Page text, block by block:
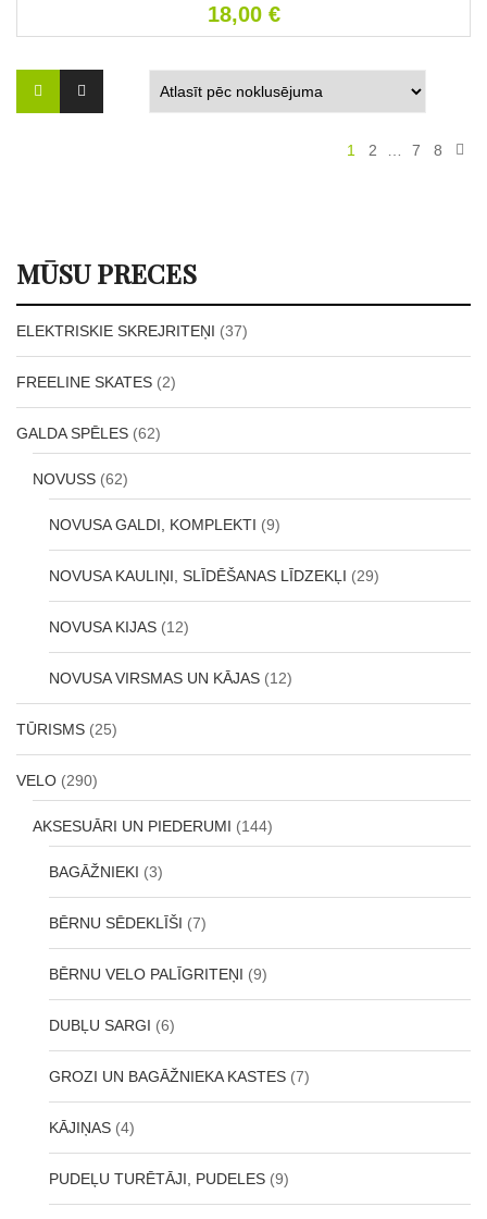
MŪSU PRECES
ELEKTRISKIE SKREJRITEŅI (37)
FREELINE SKATES (2)
GALDA SPĒLES (62)
NOVUSS (62)
NOVUSA GALDI, KOMPLEKTI (9)
NOVUSA KAULIŅI, SLĪDĒŠANAS LĪDZEKĻI (29)
NOVUSA KIJAS (12)
NOVUSA VIRSMAS UN KĀJAS (12)
TŪRISMS (25)
VELO (290)
AKSESUĀRI UN PIEDERUMI (144)
BAGĀŽNIEKI (3)
BĒRNU SĒDEKLĪŠI (7)
BĒRNU VELO PALĪGRITEŅI (9)
DUBĻU SARGI (6)
GROZI UN BAGĀŽNIEKA KASTES (7)
KĀJIŅAS (4)
PUDEĻU TURĒTĀJI, PUDELES (9)
18,00 €
1 2 7 8